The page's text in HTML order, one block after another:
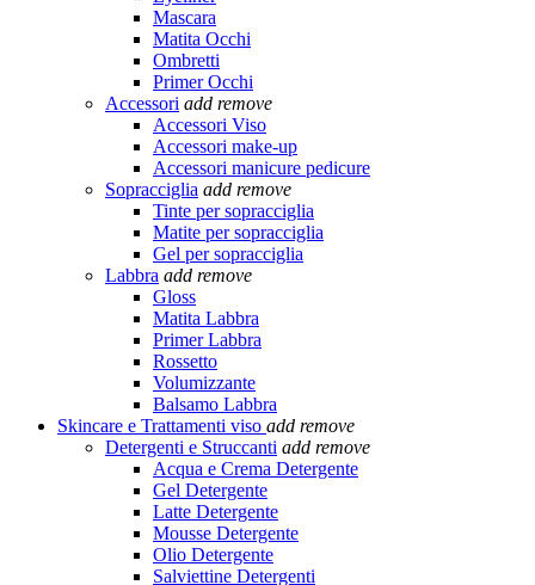
Mascara
Matita Occhi
Ombretti
Primer Occhi
Accessori add remove
Accessori Viso
Accessori make-up
Accessori manicure pedicure
Sopracciglia add remove
Tinte per sopracciglia
Matite per sopracciglia
Gel per sopracciglia
Labbra add remove
Gloss
Matita Labbra
Primer Labbra
Rossetto
Volumizzante
Balsamo Labbra
Skincare e Trattamenti viso add remove
Detergenti e Struccanti add remove
Acqua e Crema Detergente
Gel Detergente
Latte Detergente
Mousse Detergente
Olio Detergente
Salviettine Detergenti